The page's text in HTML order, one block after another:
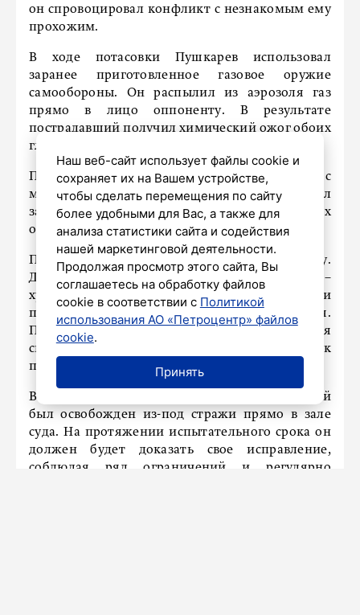
он спровоцировал конфликт с незнакомым ему
прохожим.
В ходе потасовки Пушкарев использовал
заранее приготовленное газовое оружие
самообороны. Он распылил из аэрозоля газ
прямо в лицо оппоненту. В результате
пострадавший получил химический ожог обоих
глаз.
После нападения злоумышленник скрылся с
места происшествия, однако позже был
задержан сотрудниками правоохранительных
органов.
Подсудимый полностью признал свою вину.
Дело рассматривалось по ч. 2 ст. 213 УК РФ –
хулиганство с применением оружия или
предметов, используемых в качестве оружия.
Пушкарев был приговорен к 1 году лишения
свободы условно, а испытательный срок
продлится еще 3 года.
В связи с упомянутым решением подсудимый
был освобожден из-под стражи прямо в зале
суда. На протяжении испытательного срока он
должен будет доказать свое исправление,
соблюдая ряд ограничений и регулярно
Наш веб-сайт использует файлы cookie и
сохраняет их на Вашем устройстве,
чтобы сделать перемещения по сайту
более удобными для Вас, а также для
анализа статистики сайта и содействия
нашей маркетинговой деятельности.
Продолжая просмотр этого сайта, Вы
соглашаетесь на обработку файлов
cookie в соответствии с Политикой
использования АО «Петроцентр» файлов
cookie.
Принять